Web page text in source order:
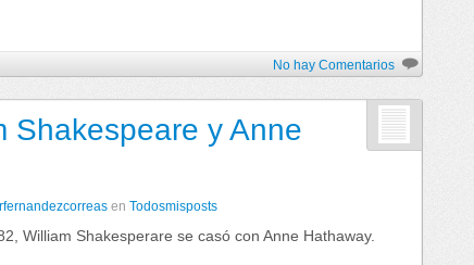
No hay Comentarios
Shakespeare y Anne
en Todosmisposts
William Shakesperare se casó con Anne Hathaway.